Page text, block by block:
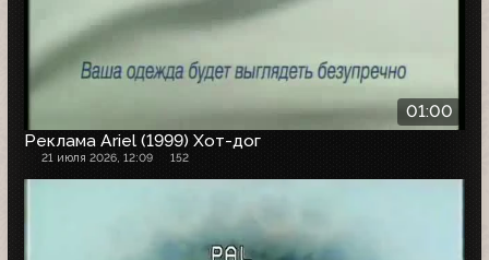
01:00
Реклама Ariel (1999) Хот-дог
21 июля 2026, 12:09 152